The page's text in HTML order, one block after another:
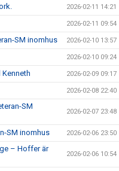
2026-02-11 14:21
2026-02-11 09:54
SM inomhus 2026-02-10 13:57
2026-02-10 09:24
2026-02-09 09:17
2026-02-08 22:40
SM
2026-02-07 23:48
SM inomhus 2026-02-06 23:50
– Hoffer är
2026-02-06 10:54